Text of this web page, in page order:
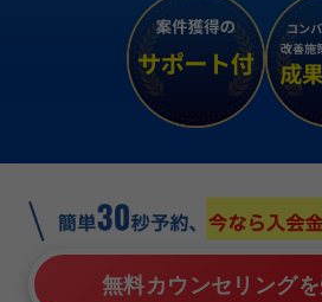
無料カウンセリング